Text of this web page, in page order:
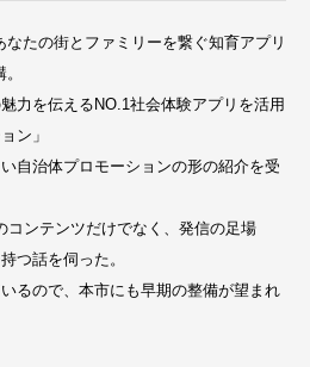
たの街とファミリーを繋ぐ知育アプリ
力を伝えるNO.1社会体験アプリを活用
ン」
自治体プロモーションの形の紹介を受
コンテンツだけでなく、発信の足場
つ話を伺った。
るので、本市にも早期の整備が望まれ